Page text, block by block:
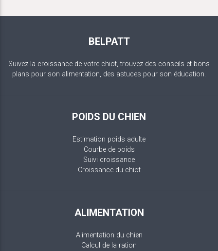
BELPATT
Suivez la croissance de votre chiot, trouvez des conseils et bons
plans pour son alimentation, des astuces pour son éducation.
POIDS DU CHIEN
Estimation poids adulte
Courbe de poids
Suivi croissance
Croissance du chiot
ALIMENTATION
Alimentation du chien
Calcul de la ration